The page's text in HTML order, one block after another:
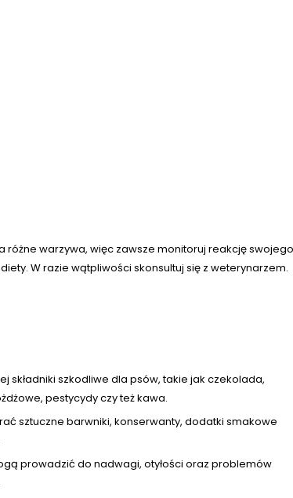
warzywa, więc zawsze monitoruj reakcję swojego
W razie wątpliwości skonsultuj się z weterynarzem.
składniki szkodliwe dla psów, takie jak czekolada,
pestycydy czy też kawa.
sztuczne barwniki, konserwanty, dodatki smakowe
prowadzić do nadwagi, otyłości oraz problemów